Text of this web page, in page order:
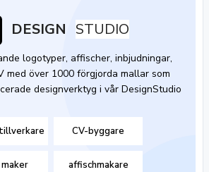
DESIGN STUDIO
logotyper, affischer, inbjudningar,
med över 1000 förgjorda mallar som
designverktyg i vår DesignStudio
CV-byggare
affischmakare